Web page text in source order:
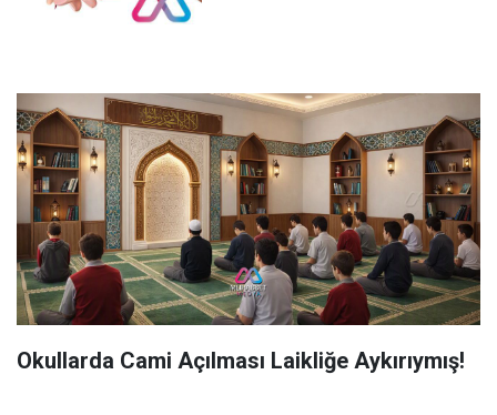
Okullarda Cami Açılması Laikliğe Aykırıymış!